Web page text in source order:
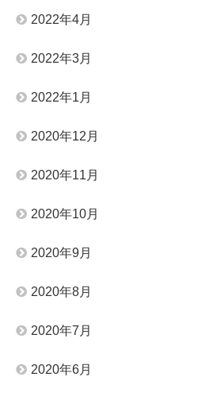
2022年4月
2022年3月
2022年1月
2020年12月
2020年11月
2020年10月
2020年9月
2020年8月
2020年7月
2020年6月